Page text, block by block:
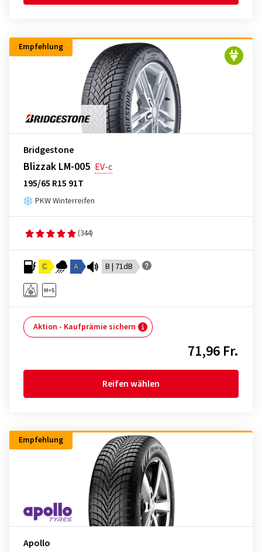
Empfehlung
Bridgestone
Blizzak LM-005 EV-c
195/65 R15 91T
PKW Winterreifen
(344)
C A B | 71dB
Aktion - Kaufprämie sichern
71,96 Fr.
Reifen wählen
Empfehlung
Apollo